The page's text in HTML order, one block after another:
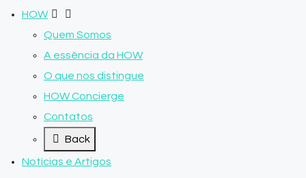
HOW
Quem Somos
A essência da HOW
O que nos distingue
HOW Concierge
Contatos
Back
Notícias e Artigos